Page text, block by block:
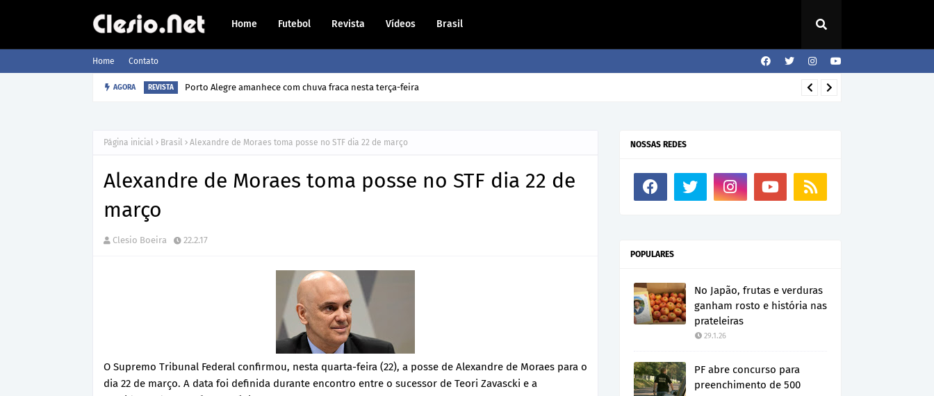
Home Futebol Revista Vídeos Brasil
Home Contato
AGORA REVISTA Porto Alegre amanhece com chuva fraca nesta terça-feira
Página inicial Brasil Alexandre de Moraes toma posse no STF dia 22 de março
Alexandre de Moraes toma posse no STF dia 22 de
março
Clesio Boeira 22.2.17
O Supremo Tribunal Federal confirmou, nesta quarta-feira (22), a posse de Alexandre de Moraes para o
dia 22 de março. A data foi definida durante encontro entre o sucessor de Teori Zavascki e a
NOSSAS REDES
POPULARES
No Japão, frutas e verduras
ganham rosto e história nas
prateleiras
29.1.26
PF abre concurso para
preenchimento de 500